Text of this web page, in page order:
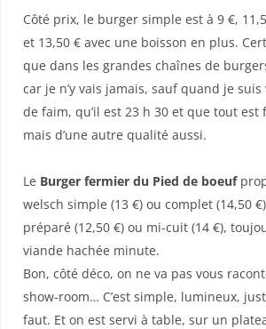
Côté prix, le burger simple est à 9 €,
et 13,50 € avec une boisson en plus.
que dans les grandes chaînes de
car je n’y vais jamais, sauf quand je
de faim, qu’il est 23 h 30 et que tout
mais d’une autre qualité aussi.
Le Burger fermier du Pied de boeuf
welsch simple (13 €) ou complet (14,50
préparé (12,50 €) ou mi-cuit (14 €),
viande hachée minute.
Bon, côté déco, on ne va pas vous
show-room… C’est simple, lumineux,
faut. Et on est servi à table, sur un